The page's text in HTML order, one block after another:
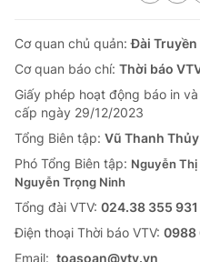
Cơ quan chủ quản:Đài Truyền
Cơ quan báo chí: Thời báo
Giấy phép hoạt động báo in
cấp ngày 29/12/2023
Tổng Biên tập: Vũ Thanh Thủy
Phó Tổng Biên tập: Nguyễn Thị
Nguyễn Trọng Ninh
Tổng đài VTV: 024.38 355
Ðiện thoại Thời báo VTV: 0988
Email: toasoan@vtv.vn